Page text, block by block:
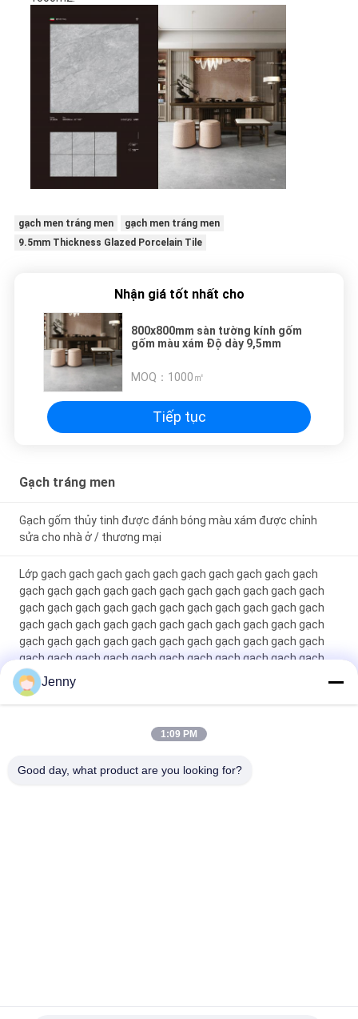
gạch men tráng men
gạch men tráng men
9.5mm Thickness Glazed Porcelain Tile
Nhận giá tốt nhất cho
800x800mm sàn tường kính gốm
gốm màu xám Độ dày 9,5mm
MOQ： 1000㎡
Tiếp tục
Gạch tráng men
Gạch gốm thủy tinh được đánh bóng màu xám được chỉnh
sửa cho nhà ở / thương mại
Lớp gạch gạch gạch gạch gạch gạch gạch gạch gạch gạch
gạch gạch gạch gạch gạch gạch gạch gạch gạch gạch gạch
gạch gạch gạch gạch gạch gạch gạch gạch gạch gạch gạch
gạch gạch gạch gạch gạch gạch gạch gạch gạch gạch gạch
gạch gạch gạch gạch gạch gạch gạch gạch gạch gạch gạch
gạch gạch gạch gạch gạch gạch gạch gạch gạch gạch gạch
gạch gạch gạch gạch gạch gạch gạch gạch gạch gạch gạch
gạch gạch gạch gạch gạch gạch gạch gạch gạch gạch gạch
gạch gạch gạch gạch gạch gạch gạch gạch gạch gạch gạch
Finish With 0.05% Water Absorption
Jenny
1:09 PM
Good day, what product are you looking for?